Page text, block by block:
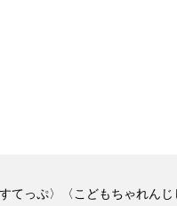
てっぷ〉〈こどもちゃれん